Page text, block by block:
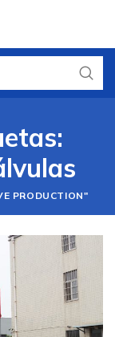
PRODUCTION"